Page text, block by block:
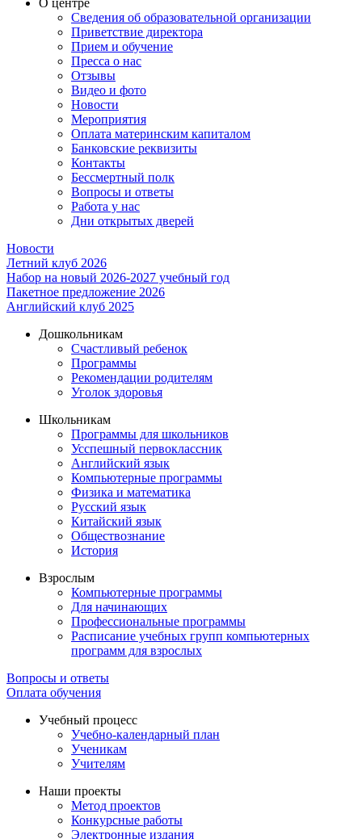
О центре
Сведения об образовательной организации
Приветствие директора
Прием и обучение
Пресса о нас
Отзывы
Видео и фото
Новости
Мероприятия
Оплата материнским капиталом
Банковские реквизиты
Контакты
Бессмертный полк
Вопросы и ответы
Работа у нас
Дни открытых дверей
Новости
Летний клуб 2026
Набор на новый 2026-2027 учебный год
Пакетное предложение 2026
Английский клуб 2025
Дошкольникам
Счастливый ребенок
Программы
Рекомендации родителям
Уголок здоровья
Школьникам
Программы для школьников
Усспешный первоклассник
Английский язык
Компьютерные программы
Физика и математика
Русский язык
Китайский язык
Обществознание
История
Взрослым
Компьютерные программы
Для начинающих
Профессиональные программы
Расписание учебных групп компьютерных
программ для взрослых
Вопросы и ответы
Оплата обучения
Учебный процесс
Учебно-календарный план
Ученикам
Учителям
Наши проекты
Метод проектов
Конкурсные работы
Электронные издания